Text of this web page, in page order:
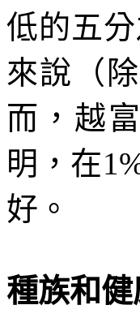
低的五
來說（
而，越
明，在
好。
種族和健